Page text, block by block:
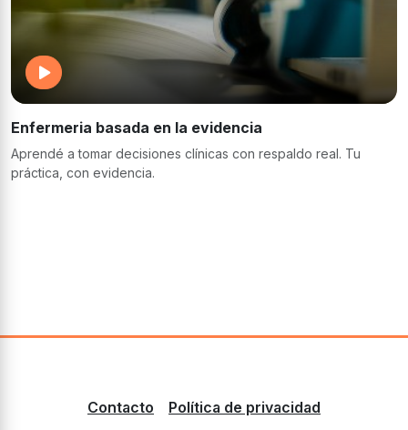
Enfermeria basada en la evidencia
Aprendé a tomar decisiones clínicas con respaldo real. Tu
práctica, con evidencia.
Contacto Política de privacidad